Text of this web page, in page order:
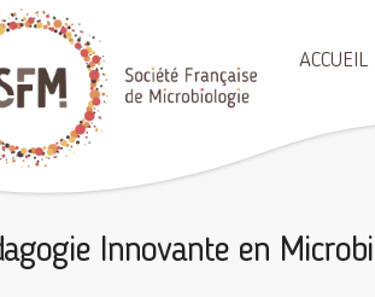
ACCUEIL
Innovante en